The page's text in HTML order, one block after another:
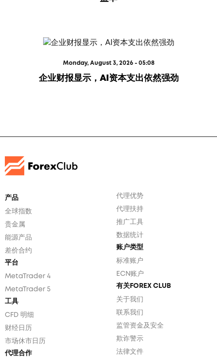
Monday, August 3, 2026 - 05:08
企业财报显示，AI资本支出依然强劲
产品
全球指数
贵金属
能源产品
差价合约
平台
MetaTrader 4
MetaTrader 5
工具
CFD 明细
财经日历
市场休市日历
代理合作
代理优势
代理扶持
推广工具
数据统计
账户类型
标准账户
ECN账户
有关FOREX CLUB
关于我们
联系我们
监管资金及安全
欺诈警示
法律文件